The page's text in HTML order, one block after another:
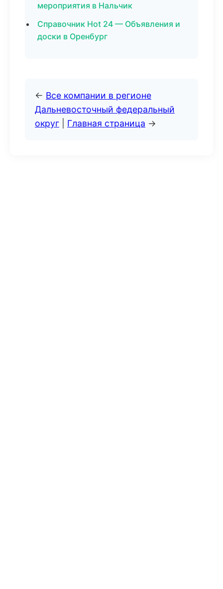
мероприятия в Нальчик
Справочник Hot 24 — Объявления и
доски в Оренбург
← Все компании в регионе
Дальневосточный федеральный
округ
Главная страница →